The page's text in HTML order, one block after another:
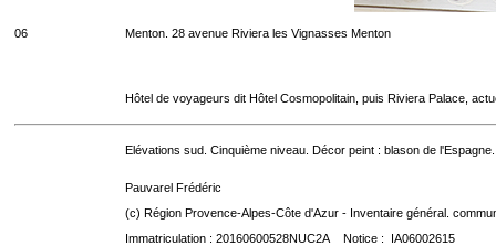
06 Menton. 28 avenue Riviera les Vignasses Menton
Hôtel de voyageurs dit Hôtel Cosmopolitain, puis Riviera Palace,
Elévations sud. Cinquième niveau. Décor peint : blason de l'Espagne.
Pauvarel Frédéric
(c) Région Provence-Alpes-Côte d'Azur - Inventaire général.
Immatriculation : 20160600528NUC2A Notice : IA06002615